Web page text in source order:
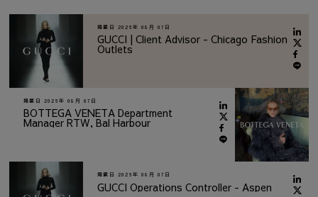
掲載日 2026年 08月 07日
GUCCI | Client Advisor - Chicago Fashion
Outlets
掲載日 2026年 08月 07日
BOTTEGA VENETA Department
Manager RTW, Bal Harbour
掲載日 2026年 08月 07日
GUCCI Operations Controller - Aspen